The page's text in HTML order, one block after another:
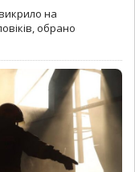
на
обрано